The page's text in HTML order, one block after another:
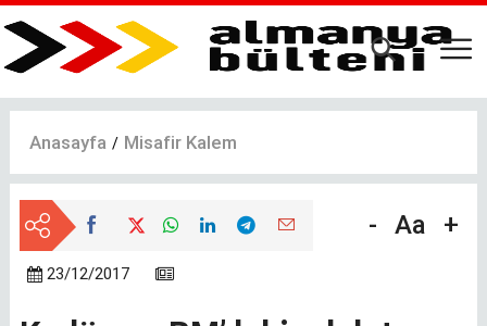
Ana
içeriğe
Anasayfa Misafir Kalem
- Aa +
23/12/2017